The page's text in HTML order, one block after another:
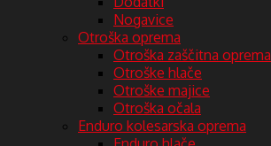
Nogavice
Otroška oprema
Otroška zaščitna oprema
Otroške hlače
Otroške majice
Otroška očala
Enduro kolesarska oprema